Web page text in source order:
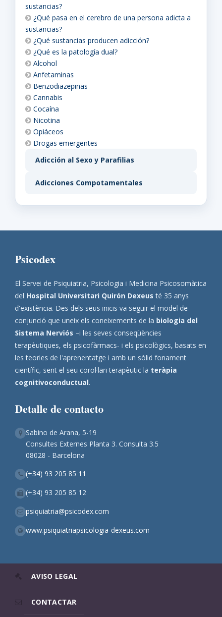
sustancias?
¿Qué pasa en el cerebro de una persona adicta a
sustancias?
¿Qué sustancias producen adicción?
¿Qué es la patología dual?
Alcohol
Anfetaminas
Benzodiazepinas
Cannabis
Cocaína
Nicotina
Opiáceos
Drogas emergentes
Adicción al Sexo y Parafilias
Adicciones Compotamentales
Psicodex
El Servei de Psiquiatria, Psicologia i Medicina Psicosomàtica
del Hospital Universitari Quirón Dexeus té 35 anys
d'existència. Des dels seus inicis va seguir el model de
conjunció que uneix els coneixements de la biologia del
Sistema Nerviós –i les seves conseqüències
terapèutiques, els psicofàrmacs- i els psicològics, basats en
les teories de l'aprenentatge i amb un sòlid fonament
científic, sent el seu corol·lari terapèutic la teràpia
cognitivoconductual.
Detalle de contacto
Sabino de Arana, 5-19
Consultes Externes Planta 3. Consulta 3.5
08028 - Barcelona
(+34) 93 205 85 11
(+34) 93 205 85 12
psiquiatria@psicodex.com
www.psiquiatriapsicologia-dexeus.com
AVISO LEGAL
CONTACTAR